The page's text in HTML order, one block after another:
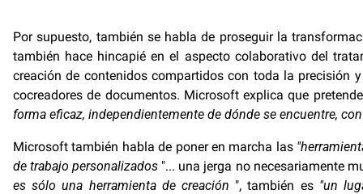
Por supuesto, también se habla de proseguir la
también hace hincapié en el aspecto colaborativo del
creación de contenidos compartidos con toda la precisión
cocreadores de documentos. Microsoft explica que
forma eficaz, independientemente de dónde se encuentre,
Microsoft también habla de poner en marcha las
de trabajo personalizados "... una jerga no necesariamente
es sólo una herramienta de creación ", también es "un